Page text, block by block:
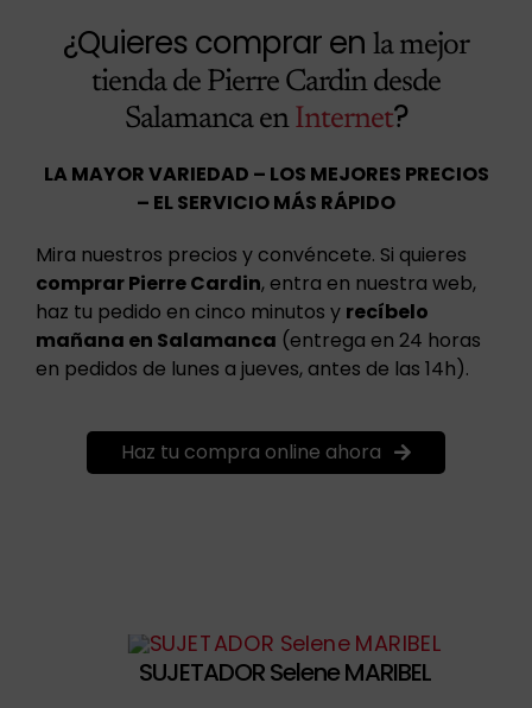
¿Quieres comprar en la mejor
tienda de Pierre Cardin desde
Salamanca enInternet?
LA MAYOR VARIEDAD – LOS MEJORES PRECIOS
– EL SERVICIO MÁS RÁPIDO
Mira nuestros precios y convéncete. Si quieres
comprar Pierre Cardin, entra en nuestra web,
haz tu pedido en cinco minutos y recíbelo
mañana en Salamanca (entrega en 24 horas
en pedidos de lunes a jueves, antes de las 14h).
Haz tu compra online ahora
SUJETADOR Selene MARIBEL